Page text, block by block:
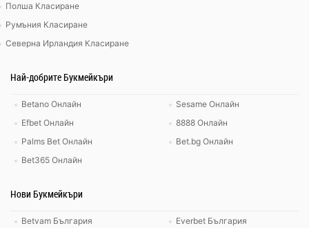
Полша Класиране
Румъния Класиране
Северна Ирландия Класиране
Най-добрите Букмейкъри
Betano Онлайн
Efbet Онлайн
Palms Bet Онлайн
Bet365 Онлайн
Sesame Онлайн
8888 Онлайн
Bet.bg Онлайн
Нови Букмейкъри
Betvam България
Everbet България